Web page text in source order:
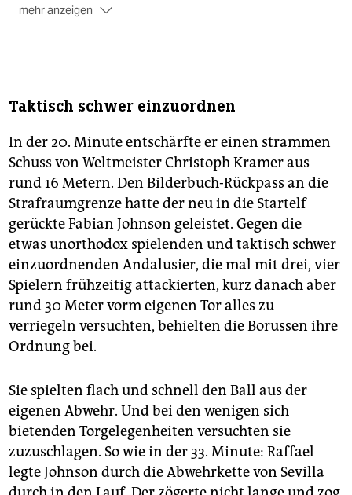
mehr anzeigen
PSV Eindhoven - Zenit St. Petersburg 0:1 (0:0)
Ajax Amsterdam - Legia Warschau 1:0 (1:0)
RSC Anderlecht - Dynamo Moskau 0:0 (0:0)
EA Guingamp - Dynamo Kiew 2:1 (0:1)
FC Villarreal - FC Salzburg 2:1 (1:0)
FC Liverpool - Besiktas Istanbul 1:0 (0:0)
Tottenham Hotspur - AC Florenz 1:1 (1:1)
Celtic Glasgow - Inter Mailand 3:3 (2:3)
Taktisch schwer einzuordnen
In der 20. Minute entschärfte er einen strammen
Schuss von Weltmeister Christoph Kramer aus
rund 16 Metern. Den Bilderbuch-Rückpass an die
Strafraumgrenze hatte der neu in die Startelf
gerückte Fabian Johnson geleistet. Gegen die
etwas unorthodox spielenden und taktisch schwer
einzuordnenden Andalusier, die mal mit drei, vier
Spielern frühzeitig attackierten, kurz danach aber
rund 30 Meter vorm eigenen Tor alles zu
verriegeln versuchten, behielten die Borussen ihre
Ordnung bei.
Sie spielten flach und schnell den Ball aus der
eigenen Abwehr. Und bei den wenigen sich
bietenden Torgelegenheiten versuchten sie
zuzuschlagen. So wie in der 33. Minute: Raffael
legte Johnson durch die Abwehrkette von Sevilla